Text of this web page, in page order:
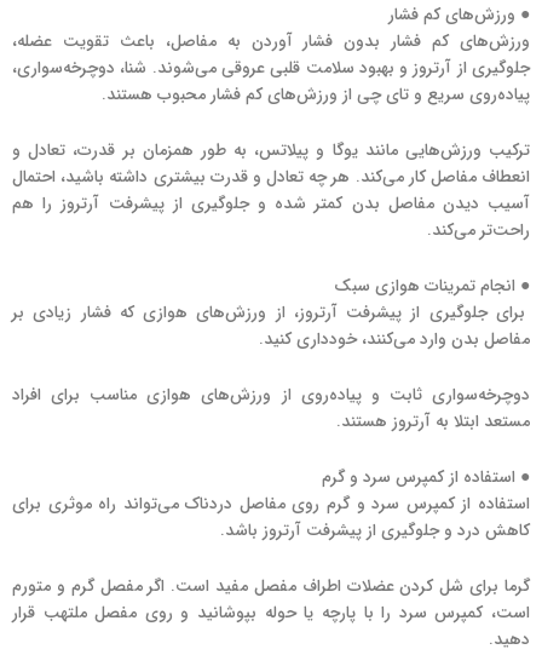
● ورزش‌های کم فشار
ورزش‌های کم فشار بدون فشار آوردن به مفاصل، باعث تقویت عضله،
جلوگیری از آرتروز و بهبود سلامت قلبی عروقی می‌شوند. شنا، دوچرخه‌سواری،
پیاده‌روی سریع و تای چی از ورزش‌های کم فشار محبوب هستند.
ترکیب ورزش‌هایی مانند یوگا و پیلاتس، به طور همزمان بر قدرت، تعادل و
انعطاف مفاصل کار می‌کند. هر چه تعادل و قدرت بیشتری داشته باشید، احتمال
آسیب دیدن مفاصل بدن کمتر شده و جلوگیری از پیشرفت آرتروز را هم
راحت‌تر می‌کند.
● انجام تمرینات هوازی سبک
برای جلوگیری از پیشرفت آرتروز، از ورزش‌های هوازی که فشار زیادی بر
مفاصل بدن وارد می‌کنند، خودداری کنید.
دوچرخه‌سواری ثابت و پیاده‌روی از ورزش‌های هوازی مناسب برای افراد
مستعد ابتلا به آرتروز هستند.
● استفاده از کمپرس سرد و گرم
استفاده از کمپرس سرد و گرم روی مفاصل دردناک می‌تواند راه موثری برای
کاهش درد و جلوگیری از پیشرفت آرتروز باشد.
گرما برای شل کردن عضلات اطراف مفصل مفید است. اگر مفصل گرم و متورم
است، کمپرس سرد را با پارچه یا حوله بپوشانید و روی مفصل ملتهب قرار
دهید.